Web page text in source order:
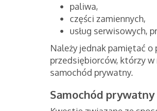
paliwa,
części zamiennych,
usług serwisowych,
Należy jednak pamiętać
przedsiębiorców, którzy
samochód prywatny.
Samochód